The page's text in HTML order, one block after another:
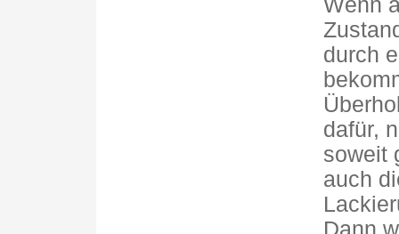
Wenn
durch
dafür,
soweit
auch
Dann